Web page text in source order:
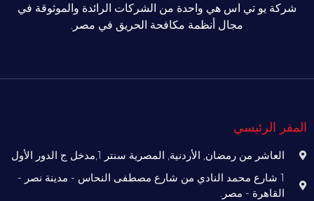
شركة يو تي اس هي واحدة من الشركات الرائدة والموثوقة في
مجال أنظمة مكافحة الحريق في مصر.
المقر الرئيسي
العاشر من رمضان, الأردنية, المصرية سنتر 1,مدخل ج الدور الأول
1 شارع محمد النادي من شارع مصطفى النحاس - مدينة نصر -
القاهرة - مصر.